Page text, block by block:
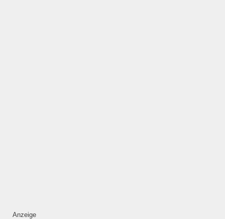
Anzeige